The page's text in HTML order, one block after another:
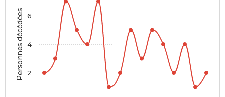
Personnes décédées 2
4
6